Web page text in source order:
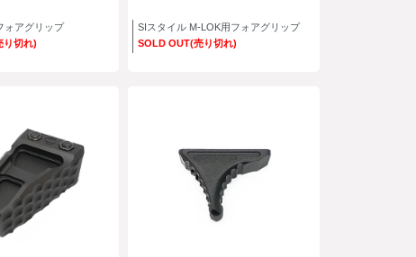
ォアグリップ
り切れ)
SIスタイル M-LOK用フォアグリップ
SOLD OUT(売り切れ)